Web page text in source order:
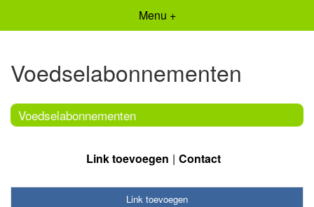
Menu +
Voedselabonnementen
Voedselabonnementen
Link toevoegen Contact
Link toevoegen